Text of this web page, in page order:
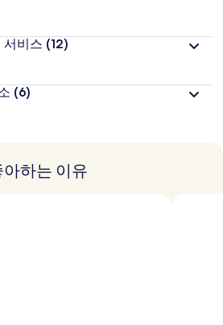
서비스 (12)
(6)
하는 이유